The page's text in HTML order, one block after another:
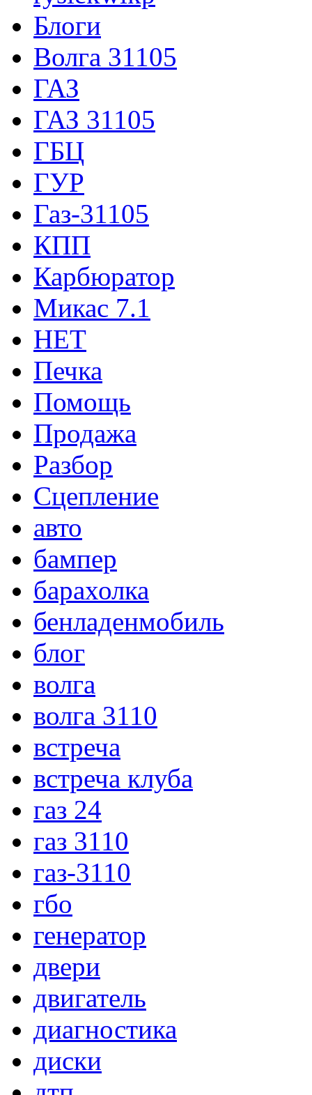
Блоги
Волга 31105
ГАЗ
ГАЗ 31105
ГБЦ
ГУР
Газ-31105
КПП
Карбюратор
Микас 7.1
НЕТ
Печка
Помощь
Продажа
Разбор
Сцепление
авто
бампер
барахолка
бенладенмобиль
блог
волга
волга 3110
встреча
встреча клуба
газ 24
газ 3110
газ-3110
гбо
генератор
двери
двигатель
диагностика
диски